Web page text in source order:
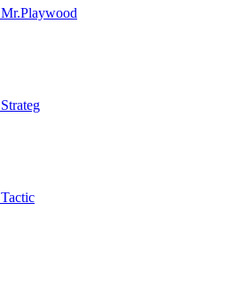
Mr.Playwood
Strateg
Tactic